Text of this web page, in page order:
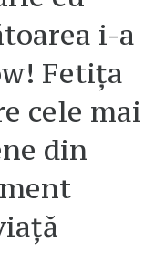
i-a
Fetița
cele mai
din